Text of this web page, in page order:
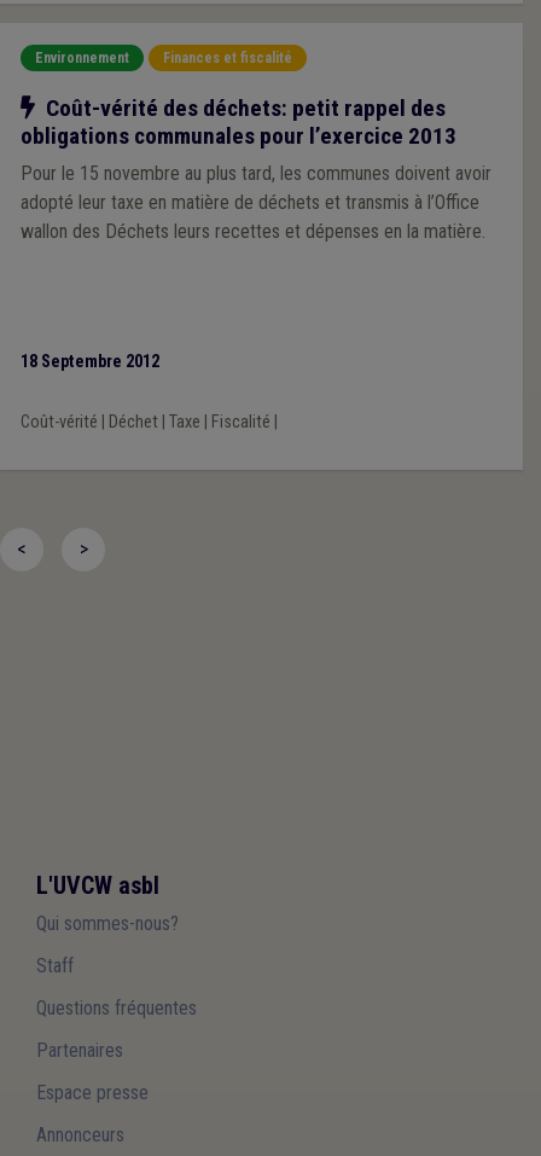
Environnement Finances et fiscalité
Notre action
Coût-vérité des déchets: petit rappel des
obligations communales pour l’exercice 2013
Pour le 15 novembre au plus tard, les communes doivent avoir
adopté leur taxe en matière de déchets et transmis à l’Office
wallon des Déchets leurs recettes et dépenses en la matière.
18 Septembre 2012
Coût-vérité Déchet| Taxe Fiscalité
< >
L'UVCW asbl
Qui sommes-nous?
Staff
Questions fréquentes
Partenaires
Espace presse
Annonceurs